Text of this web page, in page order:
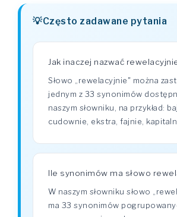
Często zadawane pytania
Jak inaczej nazwać
Słowo „rewelacyjnie" można
jednym z 33 synonimów
naszym słowniku, na przykład:
cudownie, ekstra, fajnie,
Ile synonimów ma słowo
W naszym słowniku słowo
ma 33 synonimów